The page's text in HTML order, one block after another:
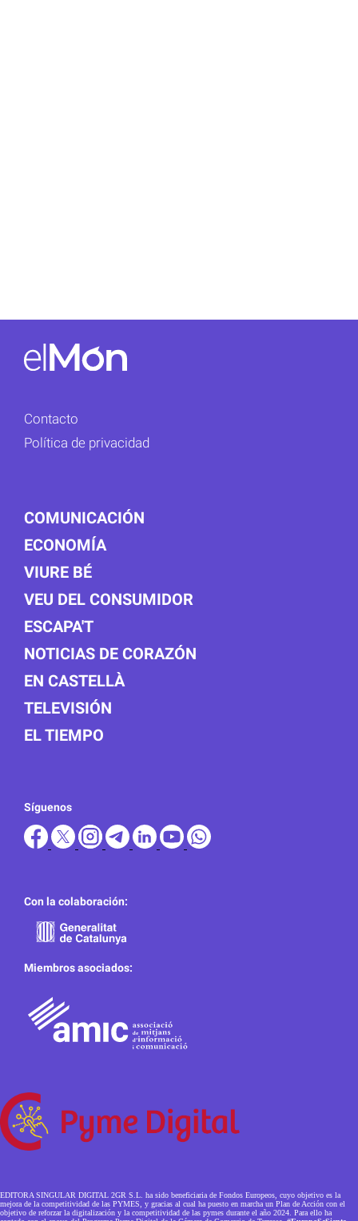
Contacto
Política de privacidad
COMUNICACIÓN
ECONOMÍA
VIURE BÉ
VEU DEL CONSUMIDOR
ESCAPA'T
NOTICIAS DE CORAZÓN
EN CASTELLÀ
TELEVISIÓN
EL TIEMPO
Síguenos
Con la colaboración:
Miembros asociados:
EDITORA SINGULAR DIGITAL 2GR S.L. ha sido beneficiaria de Fondos Europeos, cuyo objetivo es la
mejora de la competitividad de las PYMES, y gracias al cual ha puesto en marcha un Plan de Acción con el
objetivo de reforzar la digitalización y la competitividad de las pymes durante el año 2024. Para ello ha